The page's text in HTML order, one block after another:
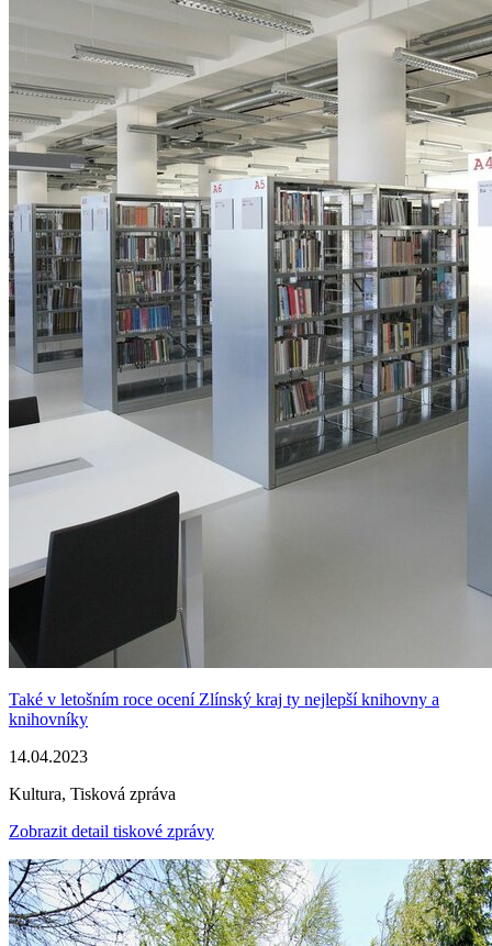
Také v letošním roce ocení Zlínský kraj ty nejlepší knihovny a
knihovníky
14.04.2023
Kultura, Tisková zpráva
Zobrazit detail tiskové zprávy